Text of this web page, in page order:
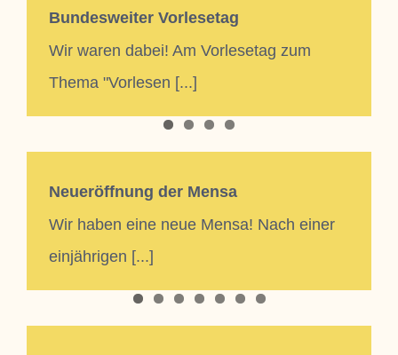
Bundesweiter Vorlesetag
Wir waren dabei! Am Vorlesetag zum
Thema "Vorlesen [...]
Neueröffnung der Mensa
Wir haben eine neue Mensa! Nach einer
einjährigen [...]